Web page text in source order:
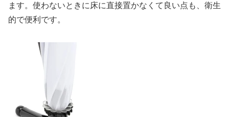
ます。使わないときに床に直接置かなくて良い点も、衛生
的で便利です。